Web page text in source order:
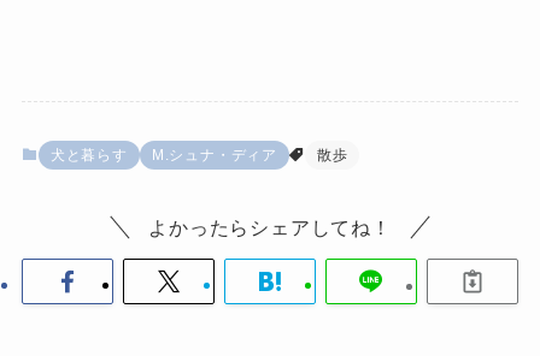
犬と暮らす M.シュナ・ディア 散歩
よかったらシェアしてね！